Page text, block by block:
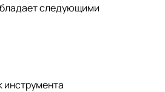
следующими
инструмента